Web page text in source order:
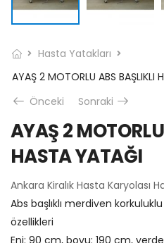
Hasta Yatakları
AYAŞ 2 MOTORLU ABS BAŞLIKLI
Önceki
Sonraki
AYAŞ 2
HASTA YATAĞI
Ankara Kiralık Hasta Karyolası
Abs başlıklı merdiven
özellikleri
Eni: 90 cm, boyu: 190 cm,